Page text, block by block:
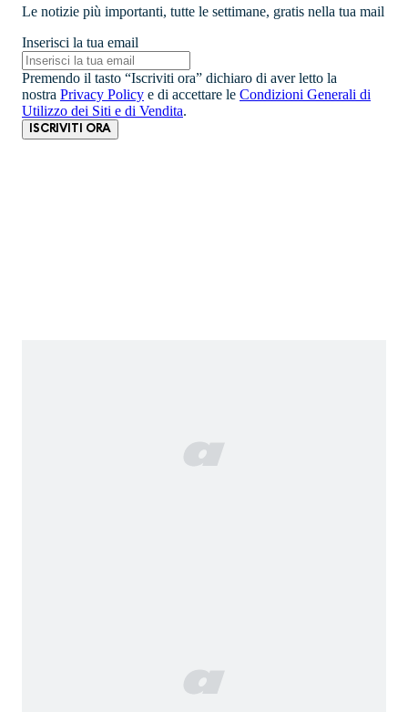
Le notizie più importanti, tutte le settimane, gratis nella tua mail
Inserisci la tua email
Premendo il tasto “Iscriviti ora” dichiaro di aver letto la
nostra Privacy Policy e di accettare le Condizioni Generali di
Utilizzo dei Siti e di Vendita.
ISCRIVITI ORA